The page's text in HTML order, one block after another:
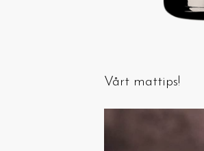
Vårt mattips!